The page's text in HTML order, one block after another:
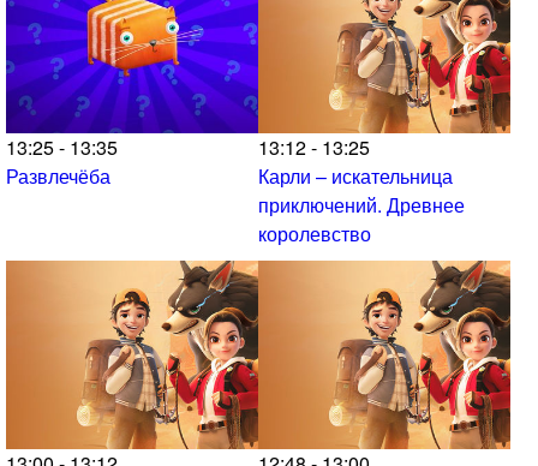
13:25 - 13:35
Развлечёба
13:12 - 13:25
Карли – искательница
приключений. Древнее
королевство